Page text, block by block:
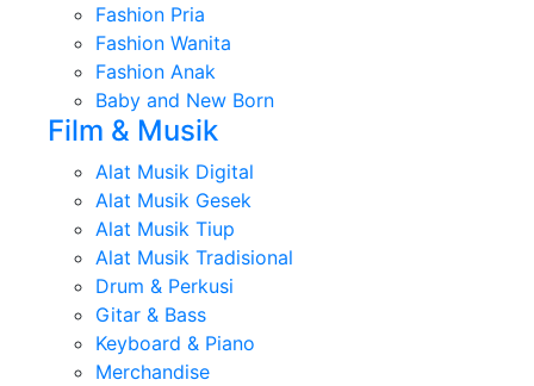
Fashion Pria
Fashion Wanita
Fashion Anak
Baby and New Born
Film & Musik
Alat Musik Digital
Alat Musik Gesek
Alat Musik Tiup
Alat Musik Tradisional
Drum & Perkusi
Gitar & Bass
Keyboard & Piano
Merchandise